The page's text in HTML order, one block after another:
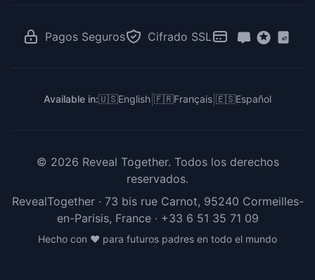
Revelación en el Trabajo
RevealTogether vs Zoom
Pagos Seguros Cifrado SSL
Available in:🇺🇸English 🇫🇷Français 🇪🇸Español
© 2026 Reveal Together. Todos los derechos
reservados.
RevealTogether · 73 bis rue Carnot, 95240 Cormeilles-
en-Parisis, France · +33 6 51 35 71 09
Hecho con ❤️ para futuros padres en todo el mundo